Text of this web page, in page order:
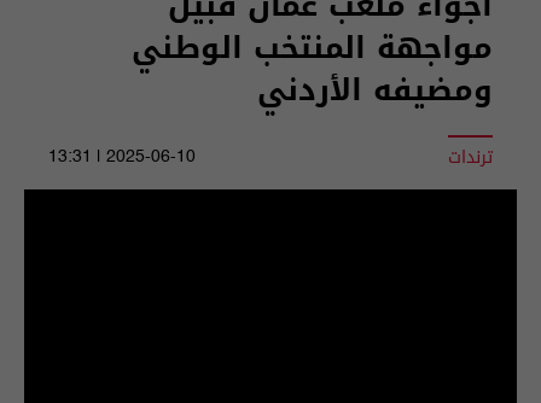
مواجهة المنتخب الوطني
ومضيفه الأردني
ترندات 2025-06-10 | 13:31